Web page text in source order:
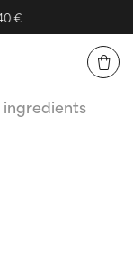
€
ingredients